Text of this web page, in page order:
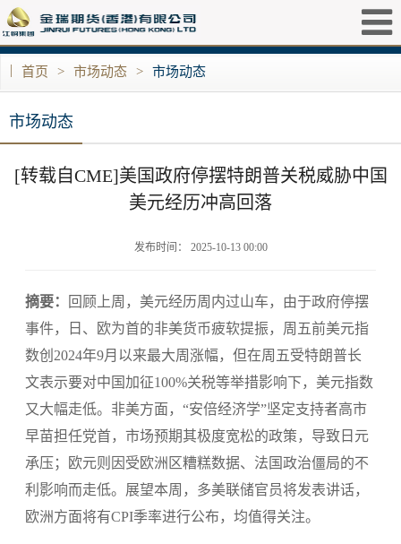
| 首页 > 市场动态 > 市场动态
市场动态
[转载自CME]美国政府停摆特朗普关税威胁中国
美元经历冲高回落
发布时间： 2025-10-13 00:00
摘要：
回顾上周，美元经历周内过山车，由于政府停摆
事件，日、欧为首的非美货币疲软提振，周五前美元指
数创2024年9月以来最大周涨幅，但在周五受特朗普长
文表示要对中国加征100%关税等举措影响下，美元指数
又大幅走低。非美方面，“安倍经济学”坚定支持者高市
早苗担任党首，市场预期其极度宽松的政策，导致日元
承压；欧元则因受欧洲区糟糕数据、法国政治僵局的不
利影响而走低。展望本周，多美联储官员将发表讲话，
欧洲方面将有CPI季率进行公布，均值得关注。